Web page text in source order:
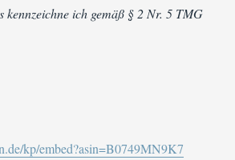
kennzeichne ich gemäß § 2 Nr. 5 TMG
kp/embed?asin=B0749MN9K7